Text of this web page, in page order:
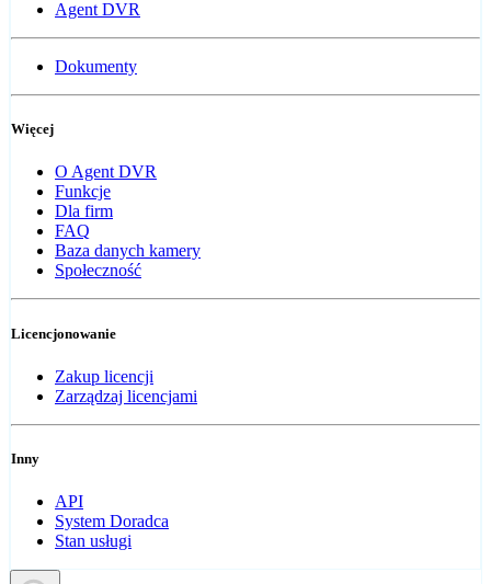
Agent DVR
Dokumenty
Więcej
O Agent DVR
Funkcje
Dla firm
FAQ
Baza danych kamery
Społeczność
Licencjonowanie
Zakup licencji
Zarządzaj licencjami
Inny
API
System Doradca
Stan usługi